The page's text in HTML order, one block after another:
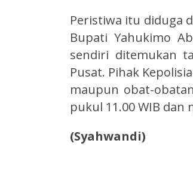
Peristiwa itu diduga
Bupati Yahukimo
sendiri ditemukan
Pusat. Pihak
maupun obat-
pukul 11.00 WIB
(Syahwandi)